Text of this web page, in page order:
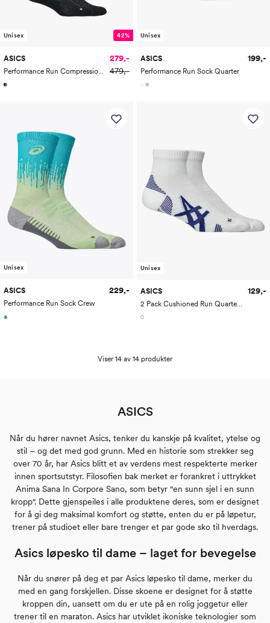
Unisex 42%
ASICS
Performance Run Compression Sock
279,-
479,-
Unisex
ASICS
Performance Run Sock Quarter
199,-
Unisex
ASICS
Performance Run Sock Crew
229,-
Unisex
ASICS
2 Pack Cushioned Run Quarter Sock
129,-
Viser 14 av 14 produkter
ASICS
Når du hører navnet Asics, tenker du kanskje på kvalitet, ytelse og
stil – og det med god grunn. Med en historie som strekker seg
over 70 år, har Asics blitt et av verdens mest respekterte merker
innen sportsutstyr. Filosofien bak merket er forankret i uttrykket
Anima Sana In Corpore Sano, som betyr "en sunn sjel i en sunn
kropp". Dette gjenspeiles i alle produktene deres, som er designet
for å gi deg maksimal komfort og støtte, enten du er på løpetur,
trener på studioet eller bare trenger et par gode sko til hverdags.
Asics løpesko til dame – laget for bevegelse
Når du snører på deg et par Asics løpesko til dame, merker du
med en gang forskjellen. Disse skoene er designet for å støtte
kroppen din, uansett om du er ute på en rolig joggetur eller
trener til en maraton. Asics har utviklet ikoniske teknologier som